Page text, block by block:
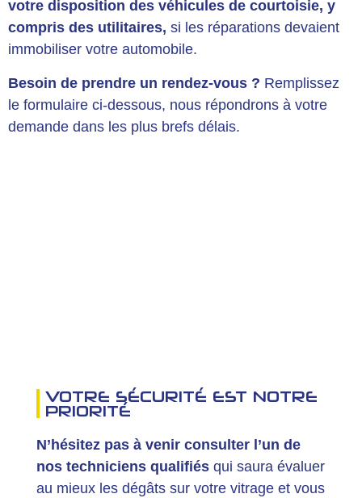
votre disposition des véhicules de courtoisie, y
compris des utilitaires, si les réparations devaient
immobiliser votre automobile.
Besoin de prendre un rendez-vous ? Remplissez
le formulaire ci-dessous, nous répondrons à votre
demande dans les plus brefs délais.
VOTRE SÉCURITÉ EST NOTRE
PRIORITÉ
N’hésitez pas à venir consulter l’un de
nos techniciens qualifiésqui saura évaluer
au mieux les dégâts sur votre vitrage et vous